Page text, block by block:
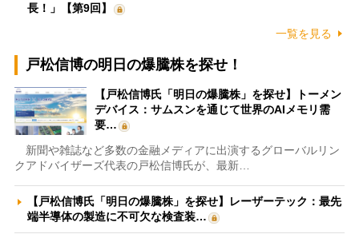
長！」【第9回】
一覧を見る
戸松信博の明日の爆騰株を探せ！
【戸松信博氏「明日の爆騰株」を探せ】トーメン
デバイス：サムスンを通じて世界のAIメモリ需
要…
新聞や雑誌など多数の金融メディアに出演するグローバルリン
クアドバイザーズ代表の戸松信博氏が、最新…
【戸松信博氏「明日の爆騰株」を探せ】レーザーテック：最先
端半導体の製造に不可欠な検査装…